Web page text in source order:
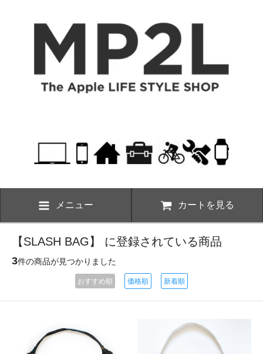
メニュー カートを見る
【SLASH BAG】 に登録されている商品
3件の商品が見つかりました
おすすめ順 価格順 新着順